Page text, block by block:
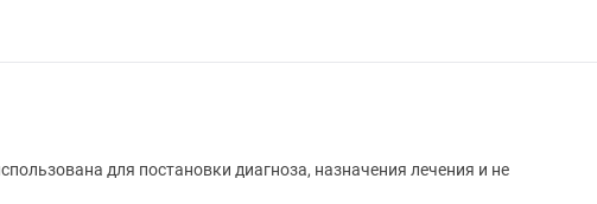
для постановки диагноза, назначения лечения и не